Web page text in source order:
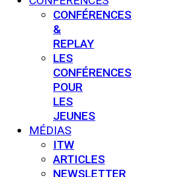
CONFÉRENCES
&
REPLAY
LES
CONFÉRENCES
POUR
LES
JEUNES
MÉDIAS
ITW
ARTICLES
NEWSLETTER